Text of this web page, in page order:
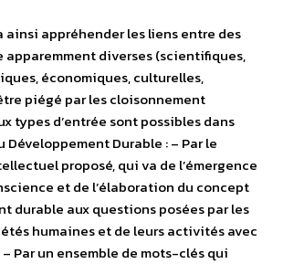
ainsi appréhender les liens entre des
apparemment diverses (scientifiques,
économiques, culturelles,
piégé par les cloisonnement
types d’entrée sont possibles dans
Développement Durable : – Par le
proposé, qui va de l’émergence
et de l’élaboration du concept
durable aux questions posées par les
humaines et de leurs activités avec
Par un ensemble de mots-clés qui